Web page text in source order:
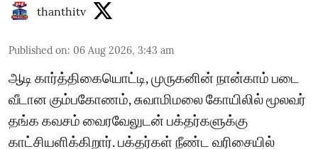
thanthitv
Published on: 06 Aug 2026, 3:43 am
ஆடி கார்த்திகையொட்டி, முருகனின் நான்காம் படை
வீடான கும்பகோணம், சுவாமிமலை கோயிலில் மூலவர்
தங்க கவசம் வைரவேலுடன் பக்தர்களுக்கு
காட்சியளிக்கிறார். பக்தர்கள் நீண்ட வரிசையில்